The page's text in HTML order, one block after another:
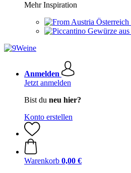
Mehr Inspiration
Gewürze
Anmelden
Jetzt anmelden
Bist du neu hier?
Konto erstellen
Warenkorb 0,00 €